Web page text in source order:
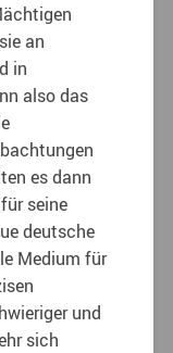
an
in
also das
es dann
seine
deutsche
Medium für
und
sich